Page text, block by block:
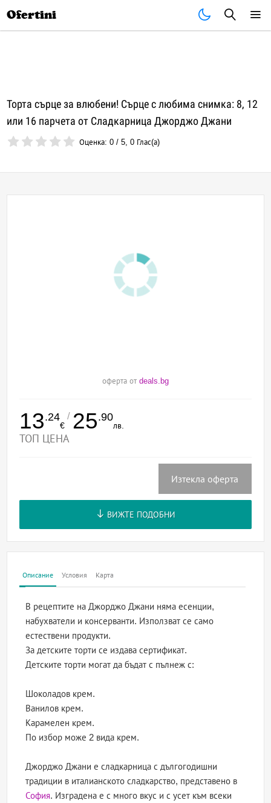
Ofertini
Торта сърце за влюбени! Сърце с любима снимка: 8, 12
или 16 парчета от Сладкарница Джорджо Джани
Оценка:0 /5,0 Глас(а)
оферта от deals.bg
13.24
€
/ 25.90
лв.
ТОП ЦЕНА
Изтекла оферта
ВИЖТЕ ПОДОБНИ
Описание Условия Карта
В рецептите на Джорджо Джани няма есенции,
набухватели и консерванти. Използват се само
естествени продукти.
За детските торти се издава сертификат.
Детските торти могат да бъдат с пълнеж с:
Шоколадов крем.
Ванилов крем.
Карамелен крем.
По избор може 2 вида крем.
Джорджо Джани е сладкарница с дългогодишни
традиции в италианското сладкарство, представено в
София. Изградена е с много вкус и с усет към всеки